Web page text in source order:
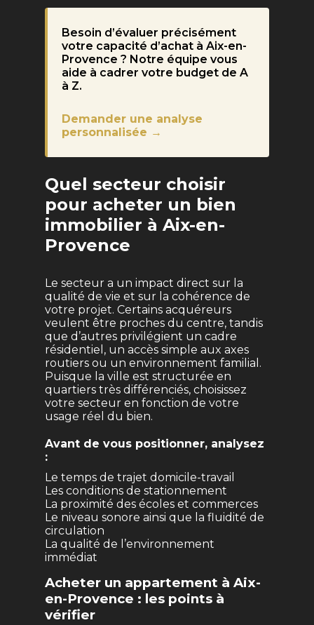
Besoin d’évaluer précisément
votre capacité d’achat à Aix-en-
Provence ? Notre équipe vous
aide à cadrer votre budget de A
à Z.
Demander une analyse
personnalisée →
Quel secteur choisir
pour acheter un bien
immobilier à Aix-en-
Provence
Le secteur a un impact direct sur la
qualité de vie et sur la cohérence de
votre projet. Certains acquéreurs
veulent être proches du centre, tandis
que d’autres privilégient un cadre
résidentiel, un accès simple aux axes
routiers ou un environnement familial.
Puisque la ville est structurée en
quartiers très différenciés, choisissez
votre secteur en fonction de votre
usage réel du bien.
Avant de vous positionner, analysez
:
Le temps de trajet domicile-travail
Les conditions de stationnement
La proximité des écoles et commerces
Le niveau sonore ainsi que la fluidité de
circulation
La qualité de l’environnement
immédiat
Acheter un appartement à Aix-
en-Provence : les points à
vérifier